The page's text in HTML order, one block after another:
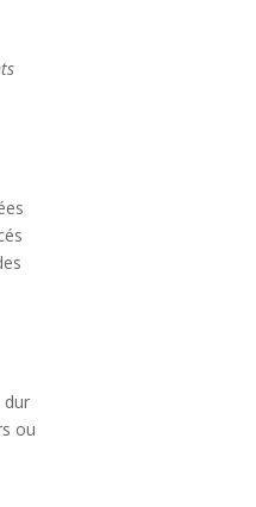
dur
ou